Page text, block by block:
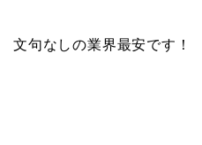
文句なしの業界最安です！